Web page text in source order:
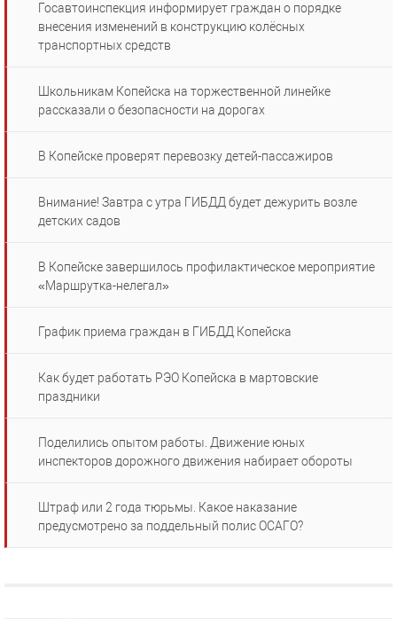
Госавтоинспекция информирует граждан о порядке
внесения изменений в конструкцию колёсных
транспортных средств
Школьникам Копейска на торжественной линейке
рассказали о безопасности на дорогах
В Копейске проверят перевозку детей-пассажиров
Внимание! Завтра с утра ГИБДД будет дежурить возле
детских садов
В Копейске завершилось профилактическое мероприятие
«Маршрутка-нелегал»
График приема граждан в ГИБДД Копейска
Как будет работать РЭО Копейска в мартовские
праздники
Поделились опытом работы. Движение юных
инспекторов дорожного движения набирает обороты
Штраф или 2 года тюрьмы. Какое наказание
предусмотрено за поддельный полис ОСАГО?